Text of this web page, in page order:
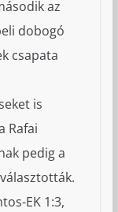
az
dobogó
csapata
is
Rafai
pedig a
EK 1:3,